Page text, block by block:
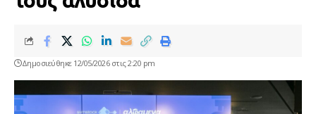
Δημοσιεύθηκε 12/05/2026 στις 2:20 pm